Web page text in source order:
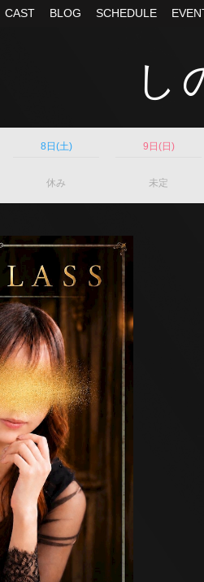
CAST BLOG SCHEDULE
し
8日(土) 9日(日)
休み 未定